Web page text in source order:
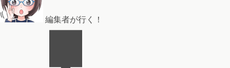
編集者が行く！